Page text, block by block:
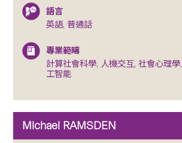
語言
英語, 普通話
專業範疇
計算社會科學, 人機交互, 社會心理
工智能
Michael RAMSDEN